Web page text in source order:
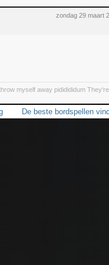
zondag 29 maart
myself away pididididum
De beste bordspellen